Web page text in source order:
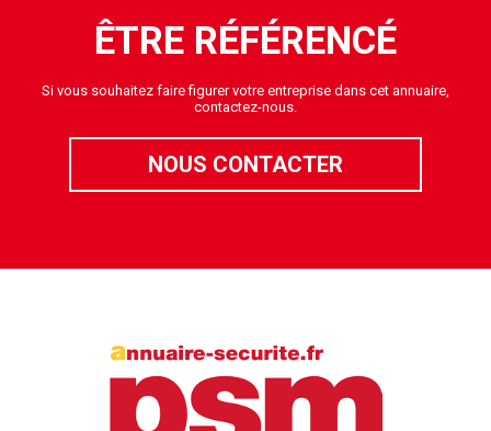
ÊTRE RÉFÉRENCÉ
Si vous souhaitez faire figurer votre entreprise dans cet annuaire,
contactez-nous.
NOUS CONTACTER